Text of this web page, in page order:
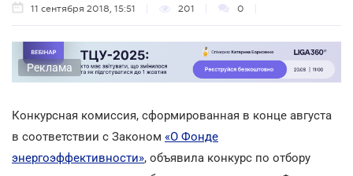
11 сентября 2018, 15:51 201 0
Реклама
Конкурсная комиссия, сформированная в конце августа
в соответствии с Законом «О Фонде
энергоэффективности», объявила конкурс по отбору